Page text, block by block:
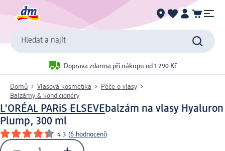
Hledat a najít
Doprava zdarma při nákupu od 1 290 Kč
Domů Vlasová kosmetika
Péče o vlasy
Balzámy & kondicionéry
L'ORÉAL PARiS ELSEVEbalzám na vlasy Hyaluron
Plump, 300 ml
4.3 (6 hodnocení)